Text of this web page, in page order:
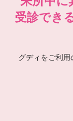
受診でき
グディをご利